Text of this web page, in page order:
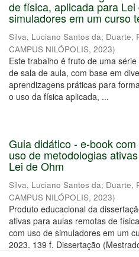
de física, aplicada para
simuladores em um curso
Silva, Luciano Santos da; Duarte,
CAMPUS NILÓPOLIS, 2023)
Este trabalho é fruto de uma
de sala de aula, com base em
aprendizagens práticas para
o uso da física aplicada, ...
Guia didático - e-book
uso de metodologias
Lei de Ohm
Silva, Luciano Santos da; Duarte,
CAMPUS NILÓPOLIS, 2023)
Produto educacional da
ativas para aulas remotas de
com uso de simuladores em um
2023. 139 f. Dissertação